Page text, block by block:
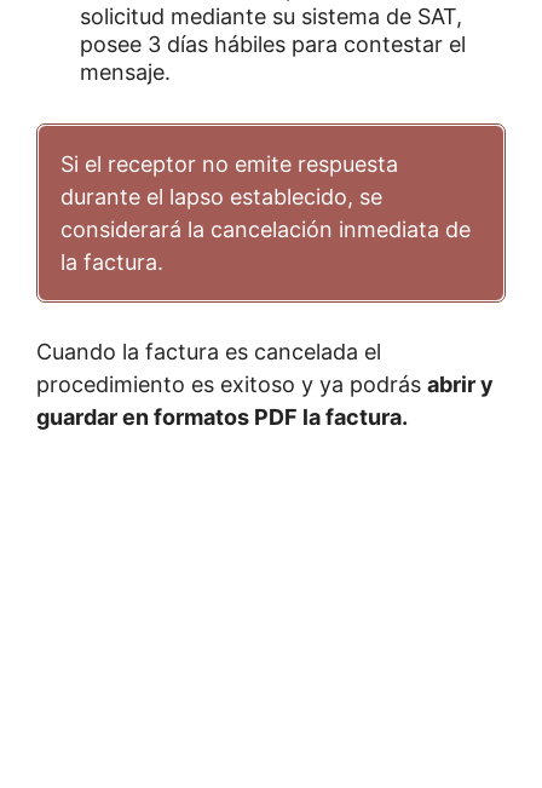
solicitud mediante su sistema de SAT,
posee 3 días hábiles para contestar el
mensaje.
Si el receptor no emite respuesta
durante el lapso establecido, se
considerará la cancelación inmediata de
la factura.
Cuando la factura es cancelada el
procedimiento es exitoso y ya podrás abrir y
guardar en formatos PDF la factura.